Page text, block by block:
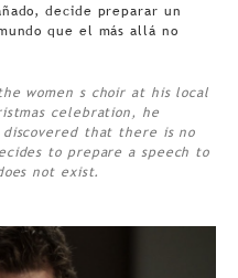
decide preparar un
que el más allá no
women s choir at his local
celebration, he
that there is no
to prepare a speech to
not exist.